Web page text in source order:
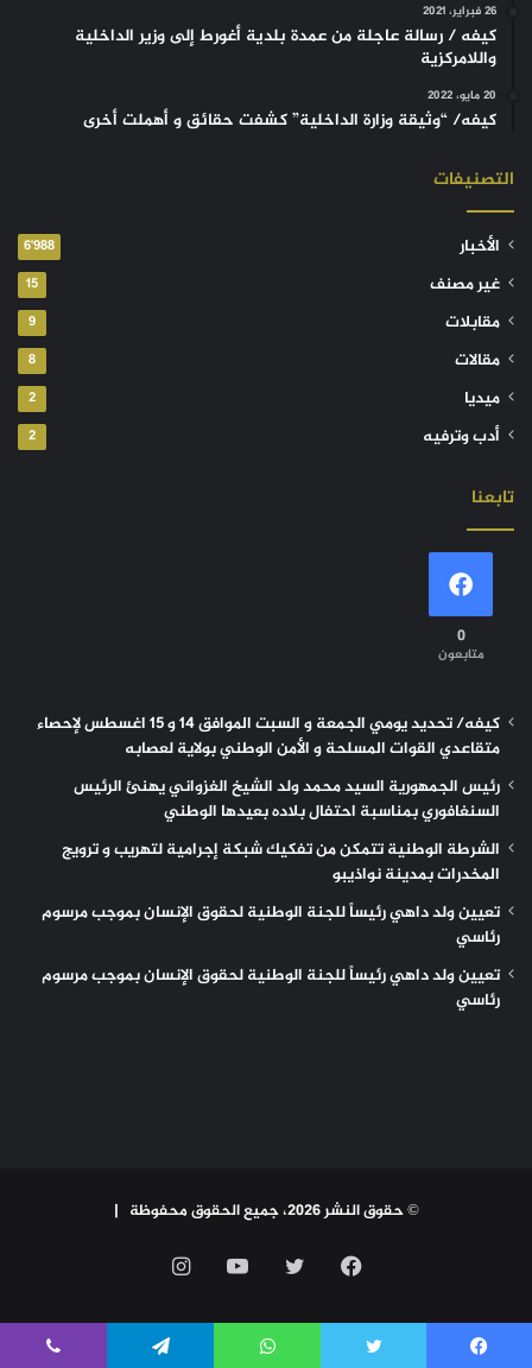
26 فبراير، 2021
كيفه / رسالة عاجلة من عمدة بلدية أغورط إلى وزير الداخلية
واللامركزية
20 مايو، 2022
كيفه/ “وثيقة وزارة الداخلية” كشفت حقائق و أهملت أخرى
التصنيفات
الأخبار 6٬988
غير مصنف 15
مقابلات 9
مقالات 8
ميديا 2
أدب وترفيه 2
تابعنا
0
متابعون
كيفه/ تحديد يومي الجمعة و السبت الموافق 14 و 15 اغسطس لإحصاء
متقاعدي القوات المسلحة و الأمن الوطني بولاية لعصابه
رئيس الجمهورية السيد محمد ولد الشيخ الغزواني يهنئ الرئيس
السنغافوري بمناسبة احتفال بلاده بعيدها الوطني
الشرطة الوطنية تتمكن من تفكيك شبكة إجرامية لتهريب و ترويج
المخدرات بمدينة نواذيبو
تعيين ولد داهي رئيساً للجنة الوطنية لحقوق الإنسان بموجب مرسوم
رئاسي
تعيين ولد داهي رئيساً للجنة الوطنية لحقوق الإنسان بموجب مرسوم
رئاسي
© حقوق النشر 2026، جميع الحقوق محفوظة |
فيسبوك تويتر يوتيوب